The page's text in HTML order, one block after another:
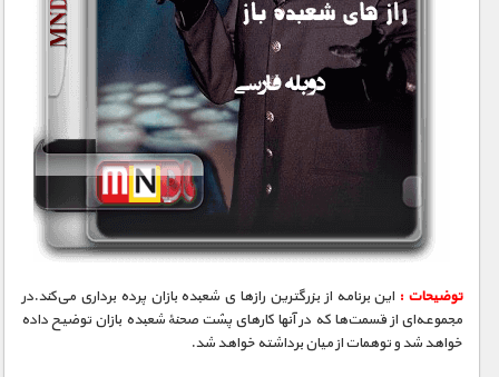
کیهان / نجوم
گردشگری
ماورایی
مسابقات / ورزشی
مستند های اختصاصی
توضیحات : این برنامه از بزرگترین رازها ی شعبده بازان پرده برداری می‌کند.در
مجموعه‌ای از قسمت‌ها که در آنها کارهای پشت صحنهٔ شعبده بازان توضیح داده
خواهد شد و توهمات از میان برداشته خواهد شد.